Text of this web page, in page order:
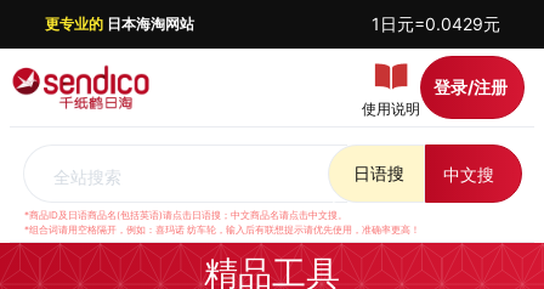
更专业的日本海淘网站 1日元=0.0429元
使用说明
登录/注册
全站搜索 日语搜 中文搜
*商品ID及日语商品名(包括英语)请点击日语搜；中文商品名请点击中文搜。
*组合词请用空格隔开，例如：喜玛诺 纺车轮，输入后有联想提示请优先使用，准确率更高！
精品工具